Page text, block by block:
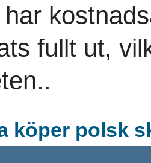
fullt ut,
köper polsk